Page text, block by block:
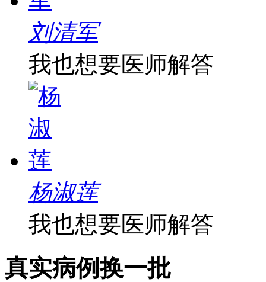
刘清军
我也想要医师解答
杨淑莲
我也想要医师解答
真实病例换一批